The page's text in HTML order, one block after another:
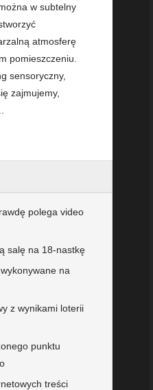
w subtelny
atmosferę
pomieszczeniu.
sensoryczny,
zajmujemy,
polega video
salę na 18-nastkę
na
z wynikami loterii
punktu
treści